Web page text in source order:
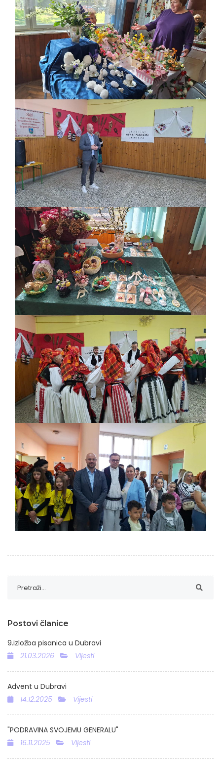
Postovi članice
9.izložba pisanica u Dubravi
21.03.2026
Vijesti
Advent u Dubravi
14.12.2025
Vijesti
"PODRAVINA SVOJEMU GENERALU"
16.11.2025
Vijesti